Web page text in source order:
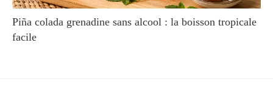
Piña colada grenadine sans alcool : la boisson tropicale
facile